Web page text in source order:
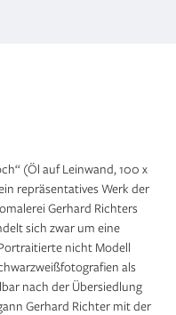
(Öl auf Leinwand, 100 x
repräsentatives Werk der
Gerhard Richters
sich zwar um eine
nicht Modell
als
nach der Übersiedlung
Gerhard Richter mit der